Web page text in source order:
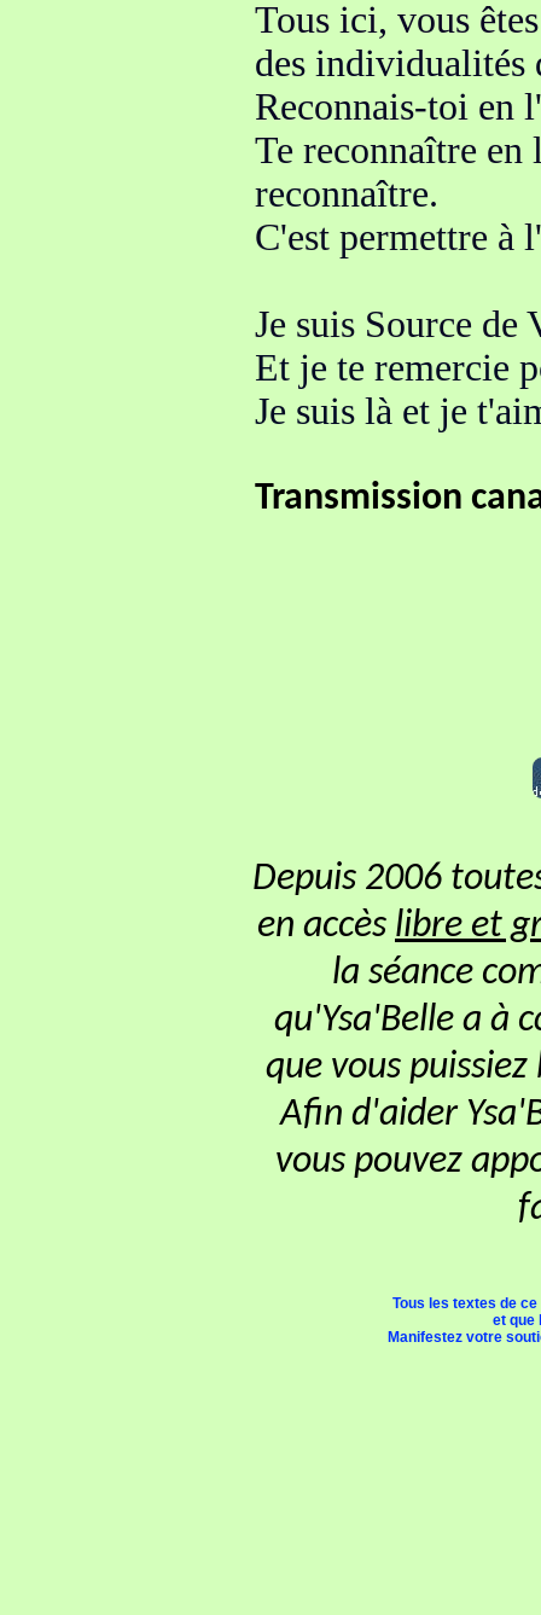
Tous ici, vous
des individualités
Reconnais-toi en
Te reconnaître
reconnaître.
C'est permettre à
Je suis Source
Et je te remercie
Je suis là et je
Transmission
Depuis 2006
en accès libre et
la séance
qu'Ysa'Belle a à
que vous
Afin d'aider
vous pouvez
Tous les textes de
et que
Manifestez votre